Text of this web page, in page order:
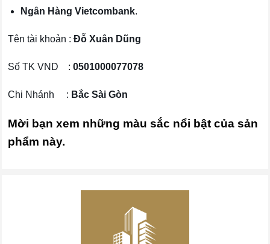
Ngân Hàng Vietcombank.
Tên tài khoản : Đỗ Xuân Dũng
Số TK VND : 0501000077078
Chi Nhánh : Bắc Sài Gòn
Mời bạn xem những màu sắc nổi bật của sản
phẩm này.